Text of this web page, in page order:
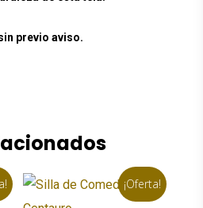
previo aviso.
¡Oferta!